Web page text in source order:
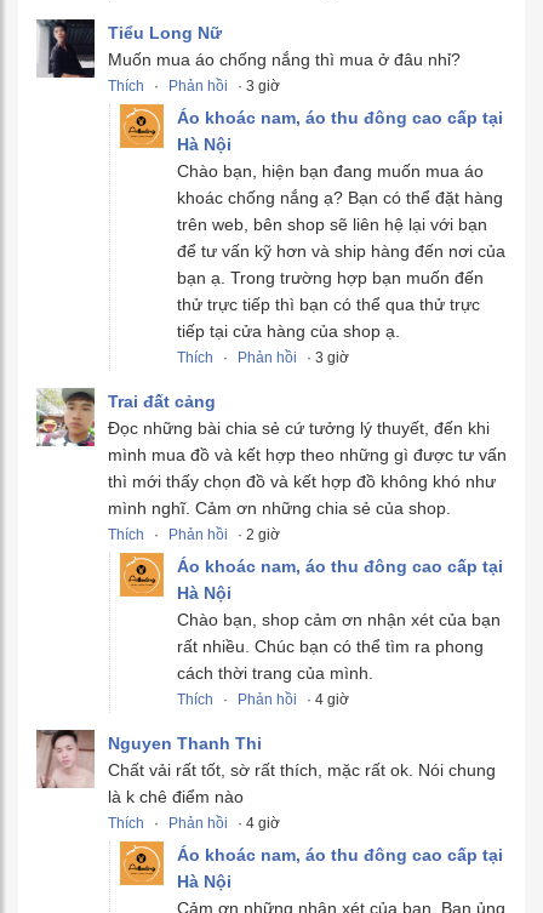
Tiểu Long Nữ
Muốn mua áo chống nắng thì mua ở đâu nhỉ?
Thích · Phản hồi · 3 giờ
Áo khoác nam, áo thu đông cao cấp tại
Hà Nội
Chào bạn, hiện bạn đang muốn mua áo
khoác chống nắng ạ? Bạn có thể đặt hàng
trên web, bên shop sẽ liên hệ lại với bạn
để tư vấn kỹ hơn và ship hàng đến nơi của
bạn ạ. Trong trường hợp bạn muốn đến
thử trực tiếp thì bạn có thể qua thử trực
tiếp tại cửa hàng của shop ạ.
Thích · Phản hồi · 3 giờ
Trai đất cảng
Đọc những bài chia sẻ cứ tưởng lý thuyết, đến khi
mình mua đồ và kết hợp theo những gì được tư vấn
thì mới thấy chọn đồ và kết hợp đồ không khó như
mình nghĩ. Cảm ơn những chia sẻ của shop.
Thích · Phản hồi · 2 giờ
Áo khoác nam, áo thu đông cao cấp tại
Hà Nội
Chào bạn, shop cảm ơn nhận xét của bạn
rất nhiều. Chúc bạn có thể tìm ra phong
cách thời trang của mình.
Thích · Phản hồi · 4 giờ
Nguyen Thanh Thi
Chất vải rất tốt, sờ rất thích, mặc rất ok. Nói chung
là k chê điểm nào
Thích · Phản hồi · 4 giờ
Áo khoác nam, áo thu đông cao cấp tại
Hà Nội
Cảm ơn những nhận xét của bạn. Bạn ủng